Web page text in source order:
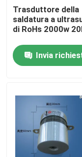
Contattici
Richieda una
Trasduttore ad
Trasduttore
Trasduttore della
saldatura a
di RoHs 2000w
Invia